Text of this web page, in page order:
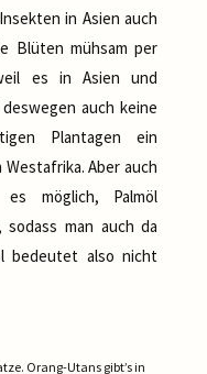
in Asien auch
Blüten mühsam per
es in Asien und
auch keine
Plantagen ein
Aber auch
möglich, Palmöl
sodass man auch da
bedeutet also nicht
Orang-Utans gibt’s in